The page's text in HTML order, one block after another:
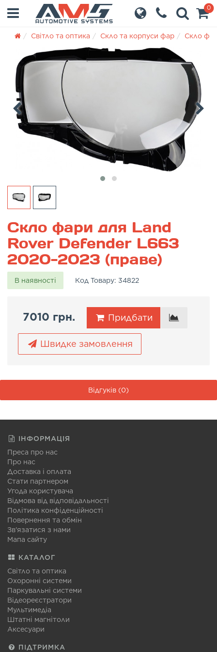
0
Світло та оптика Скло та корпуси фар Скло
Скло фари для Land
Rover Defender L663
2020-2023 (праве)
В наявності Код Товару: 34822
7010 грн. Придбати
Швидке замовлення
Відгуків (0)
ІНФОРМАЦІЯ
Преса про нас
Про нас
Доставка і оплата
Стати партнером
Угода користувача
Відмова від відповідальності
Політика конфіденційності
Повернення та обмін
Зв'язатися з нами
Мапа сайту
КАТАЛОГ
Світло та оптика
Охоронні системи
Паркувальні системи
Відеореєстратори
Мультимедіа
Штатні магнітоли
Аксесуари
ПІДТРИМКА